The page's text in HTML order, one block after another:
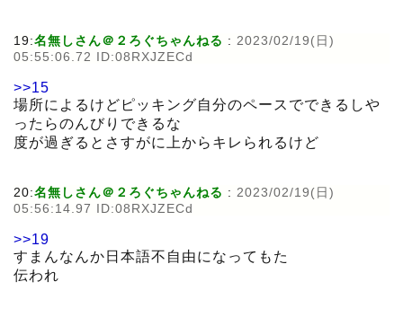
19:名無しさん＠２ろぐちゃんねる : 2023/02/19(日)
05:55:06.72 ID:08RXJZECd
>>15
場所によるけどピッキング自分のペースでできるしや
ったらのんびりできるな
度が過ぎるとさすがに上からキレられるけど
20:名無しさん＠２ろぐちゃんねる : 2023/02/19(日)
05:56:14.97 ID:08RXJZECd
>>19
すまんなんか日本語不自由になってもた
伝われ